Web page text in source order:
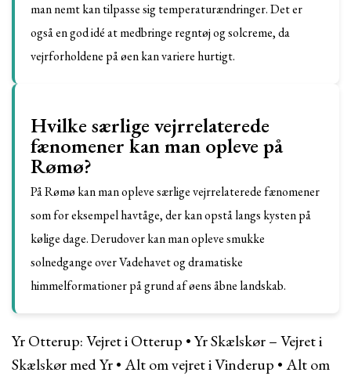
man nemt kan tilpasse sig temperaturændringer. Det er
også en god idé at medbringe regntøj og solcreme, da
vejrforholdene på øen kan variere hurtigt.
Hvilke særlige vejrrelaterede
fænomener kan man opleve på
Rømø?
På Rømø kan man opleve særlige vejrrelaterede fænomener
som for eksempel havtåge, der kan opstå langs kysten på
kølige dage. Derudover kan man opleve smukke
solnedgange over Vadehavet og dramatiske
himmelformationer på grund af øens åbne landskab.
Yr Otterup: Vejret i Otterup •Yr Skælskør – Vejret i
Skælskør med Yr•Alt om vejret i Vinderup •Alt om